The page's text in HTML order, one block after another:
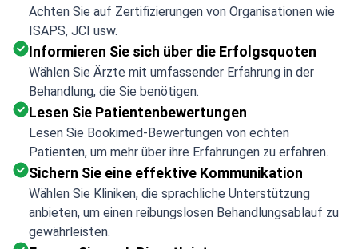
Achten Sie auf Zertifizierungen von Organisationen wie
ISAPS, JCI usw.
Informieren Sie sich über die Erfolgsquoten
Wählen Sie Ärzte mit umfassender Erfahrung in der
Behandlung, die Sie benötigen.
Lesen Sie Patientenbewertungen
Lesen Sie Bookimed-Bewertungen von echten
Patienten, um mehr über ihre Erfahrungen zu erfahren.
Sichern Sie eine effektive Kommunikation
Wählen Sie Kliniken, die sprachliche Unterstützung
anbieten, um einen reibungslosen Behandlungsablauf zu
gewährleisten.